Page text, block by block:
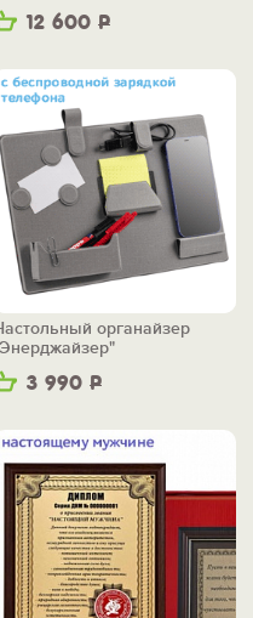
12 600 Р
3 990 Р
органайзер